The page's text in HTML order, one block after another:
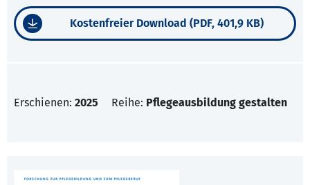
Kostenfreier Download (PDF, 401,9 KB)
Erschienen: 2025 Reihe: Pflegeausbildung gestalten